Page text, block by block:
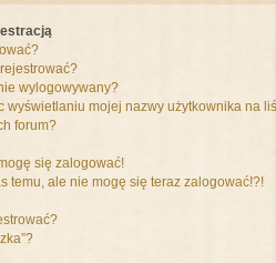
wylogowywany?
wyświetlaniu mojej nazwy użytkownika na
forum?
się zalogować!
temu, ale nie mogę się teraz zalogować!?!